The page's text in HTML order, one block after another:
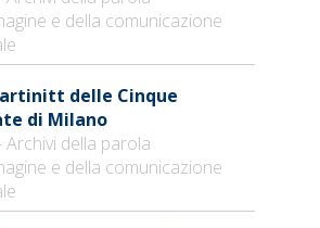
e della comunicazione
delle Cinque
di Milano
Archivi della parola
e della comunicazione